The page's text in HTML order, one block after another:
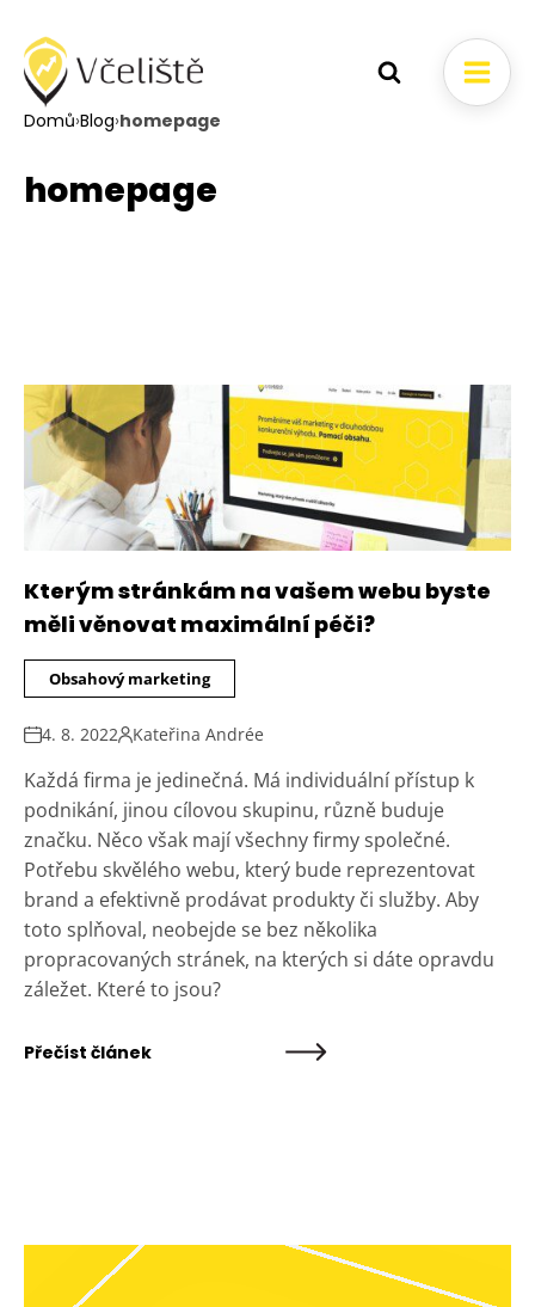
Domů›Blog›homepage
homepage
Kterým stránkám na vašem webu byste
měli věnovat maximální péči?
Obsahový marketing
4. 8. 2022 Kateřina Andrée
Každá firma je jedinečná. Má individuální přístup k
podnikání, jinou cílovou skupinu, různě buduje
značku. Něco však mají všechny firmy společné.
Potřebu skvělého webu, který bude reprezentovat
brand a efektivně prodávat produkty či služby. Aby
toto splňoval, neobejde se bez několika
propracovaných stránek, na kterých si dáte opravdu
záležet. Které to jsou?
Přečíst článek